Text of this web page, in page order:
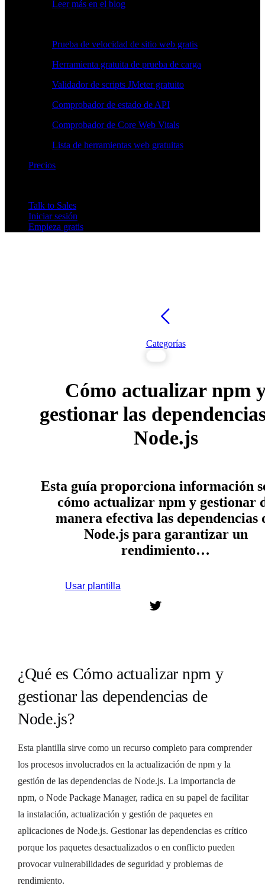
Leer más en el blog
Prueba de velocidad de sitio web gratis
Herramienta gratuita de prueba de carga
Validador de scripts JMeter gratuito
Comprobador de estado de API
Comprobador de Core Web Vitals
Lista de herramientas web gratuitas
Precios
Talk to Sales
Iniciar sesión
Empieza gratis
Categorías
Cómo actualizar npm
gestionar las
Node.js
Esta guía proporciona información
cómo actualizar npm y gestionar
manera efectiva las dependencias
Node.js para garantizar un
rendimiento…
Usar plantilla
¿Qué es Cómo actualizar npm y
gestionar las dependencias de
Node.js?
Esta plantilla sirve como un recurso completo para comprender
los procesos involucrados en la actualización de npm y la
gestión de las dependencias de Node.js. La importancia de
npm, o Node Package Manager, radica en su papel de facilitar
la instalación, actualización y gestión de paquetes en
aplicaciones de Node.js. Gestionar las dependencias es crítico
porque los paquetes desactualizados o en conflicto pueden
provocar vulnerabilidades de seguridad y problemas de
rendimiento.